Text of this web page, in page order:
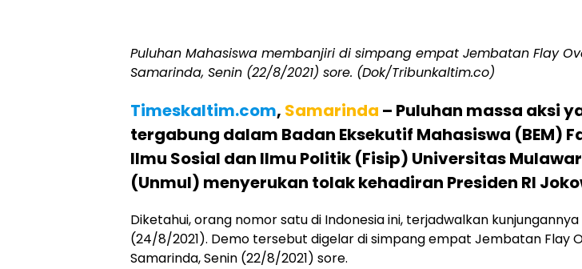
Puluhan Mahasiswa membanjiri di simpang empat Jembatan Flay
Samarinda, Senin (22/8/2021) sore. (Dok/Tribunkaltim.co)
Timeskaltim.com, Samarinda – Puluhan massa aksi
tergabung dalam Badan Eksekutif Mahasiswa (BEM)
Ilmu Sosial dan Ilmu Politik (Fisip) Universitas
(Unmul) menyerukan tolak kehadiran Presiden RI
Diketahui, orang nomor satu di Indonesia ini, terjadwalkan kunjungannya
(24/8/2021). Demo tersebut digelar di simpang empat Jembatan Flay
Samarinda, Senin (22/8/2021) sore.